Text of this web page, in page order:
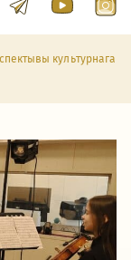
культурнага